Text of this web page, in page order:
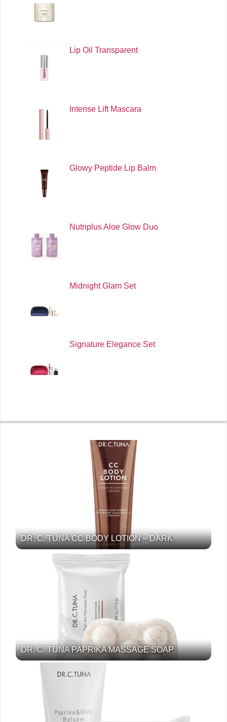
Lip Oil Transparent
Intense Lift Mascara
Glowy Peptide Lip Balm
Nutriplus Aloe Glow Duo
Midnight Glam Set
Signature Elegance Set
DR. C. TUNA CC BODY LOTION – DARK
DR. C. TUNA PAPRIKA MASSAGE SOAP